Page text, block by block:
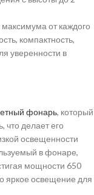
максимума от каждого
компактность,
уверенности в
фонарь, который
что делает его
освещенности
в фонаре,
мощности 650
яркое освещение для